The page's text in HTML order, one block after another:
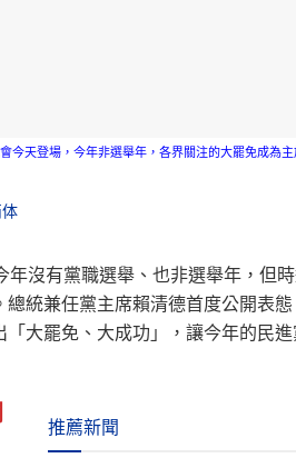
今天登場，今年非選舉年，各界關注的大罷免成為主
沒有黨職選舉、也非選舉年，但
統兼任黨主席賴清德首度公開表
大罷免、大成功」，讓今年的民
推薦新聞